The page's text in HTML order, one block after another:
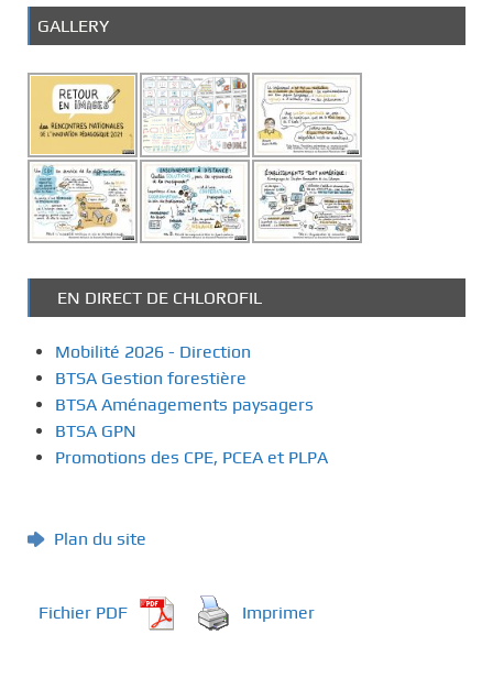
GALLERY
EN DIRECT DE CHLOROFIL
Mobilité 2026 - Direction
BTSA Gestion forestière
BTSA Aménagements paysagers
BTSA GPN
Promotions des CPE, PCEA et PLPA
Plan du site
Fichier PDF Imprimer